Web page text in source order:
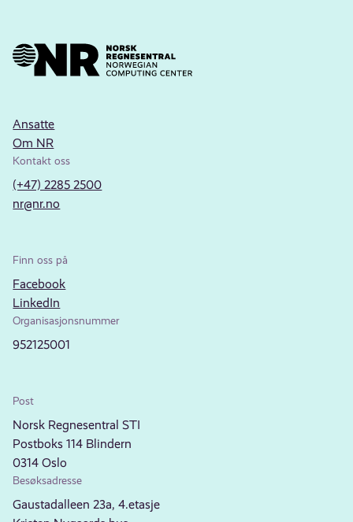
Ansatte
Om NR
Kontakt oss
(+47) 2285 2500
nr@nr.no
Finn oss på
Facebook
LinkedIn
Organisasjonsnummer
952125001
Post
Norsk Regnesentral STI
Postboks 114 Blindern
0314 Oslo
Besøksadresse
Gaustadalleen 23a, 4.etasje